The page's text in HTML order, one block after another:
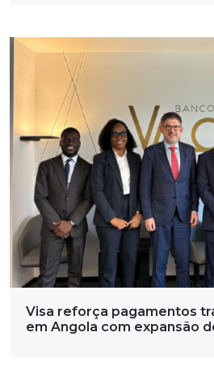
Visa reforça pagamentos
em Angola com expansão